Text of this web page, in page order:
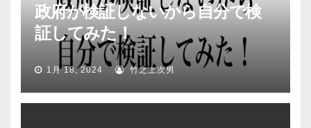
政府が検証しないから自分で検
証してみた！
1月 18, 2024 竹之上次男